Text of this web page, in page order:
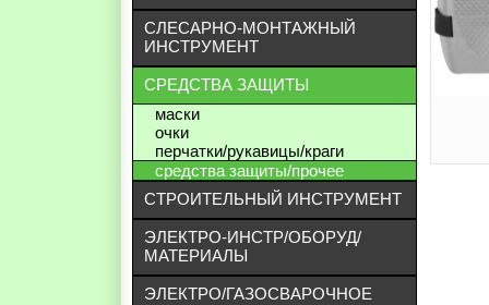
СЛЕСАРНО-МОНТАЖНЫЙ
ИНСТРУМЕНТ
СРЕДСТВА ЗАЩИТЫ
маски
очки
перчатки/рукавицы/краги
средства защиты/прочее
СТРОИТЕЛЬНЫЙ ИНСТРУМЕНТ
ЭЛЕКТРО-ИНСТР/ОБОРУД/
МАТЕРИАЛЫ
ЭЛЕКТРО/ГАЗОСВАРОЧНОЕ